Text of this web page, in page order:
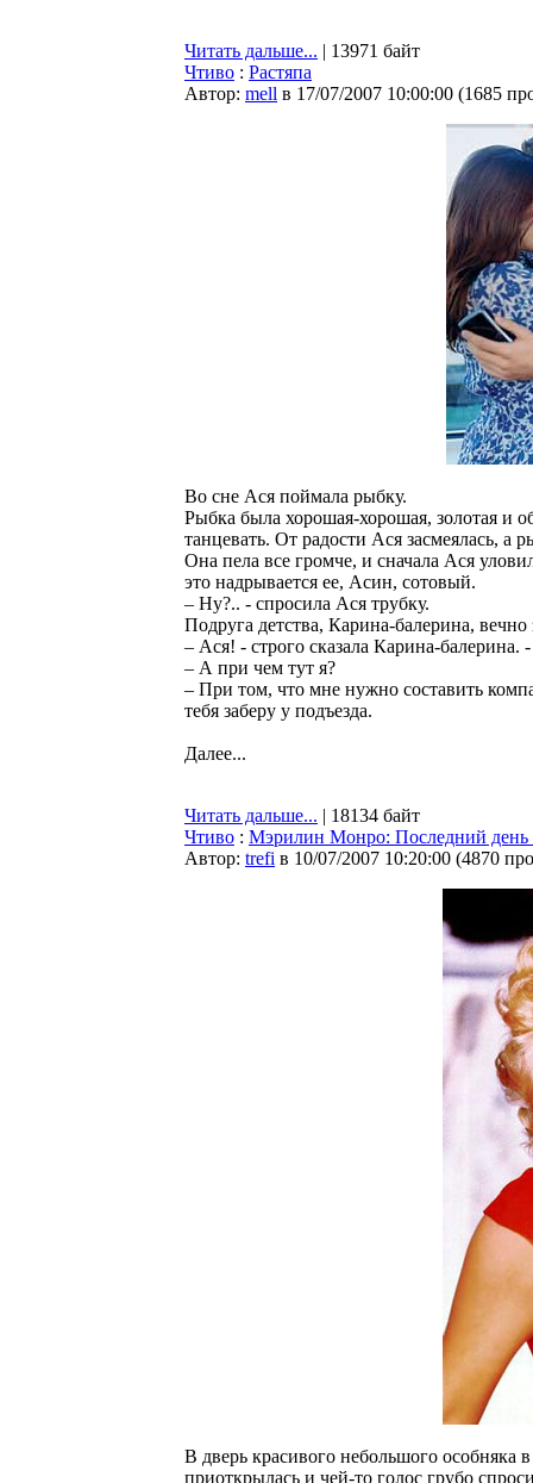
Читать дальше... | 13971 байт
Чтиво : Растяпа
Автор: mell в 17/07/2007 10:00:00 (1685
Во сне Ася поймала рыбку.
Рыбка была хорошая-хорошая, золотая и
танцевать. От радости Ася засмеялась, а
Она пела все громче, и сначала Ася
это надрывается ее, Асин, сотовый.
– Ну?.. - спросила Ася трубку.
Подруга детства, Карина-балерина,
– Ася! - строго сказала Карина-балерина.
– А при чем тут я?
– При том, что мне нужно составить
тебя заберу у подъезда.
Далее...
Читать дальше... | 18134 байт
Чтиво : Мэрилин Монро: Последний день
Автор: trefi в 10/07/2007 10:20:00 (4870
В дверь красивого небольшого особняка
приоткрылась и чей-то голос грубо